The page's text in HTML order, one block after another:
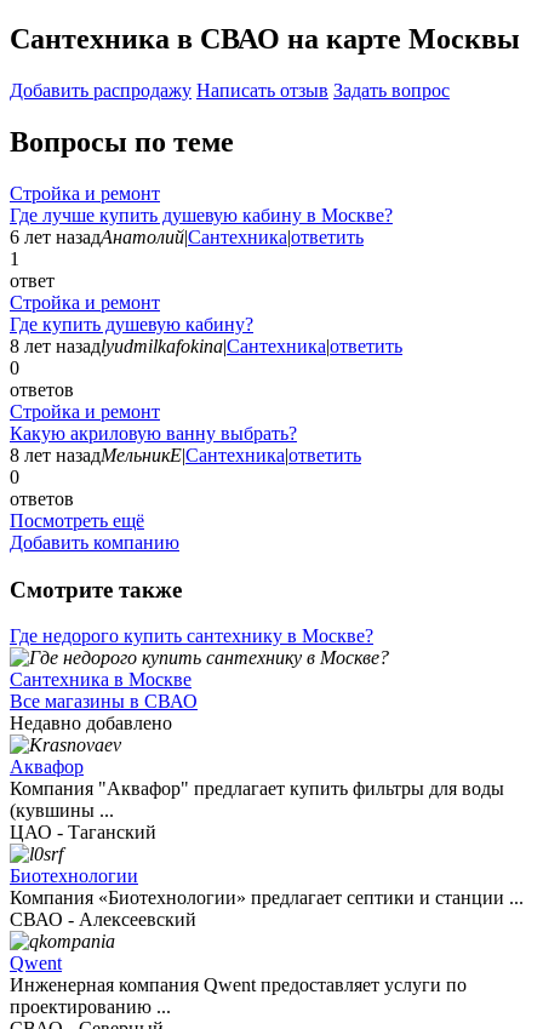
Сантехника в СВАО на карте Москвы
Добавить раcпродажу Написать отзыв Задать вопрос
Вопросы по теме
Стройка и ремонт
Где лучше купить душевую кабину в Москве?
6 лет назадАнатолий|Сантехника|ответить
1
ответ
Стройка и ремонт
Где купить душевую кабину?
8 лет назадlyudmilkafokina|Сантехника|ответить
0
ответов
Стройка и ремонт
Какую акриловую ванну выбрать?
8 лет назадМельникЕ|Сантехника|ответить
0
ответов
Посмотреть ещё
Добавить компанию
Смотрите также
Где недорого купить сантехнику в Москве?
Сантехника в Москве
Все магазины в СВАО
Недавно добавлено
Аквафор
Компания "Аквафор" предлагает купить фильтры для воды
(кувшины ...
ЦАО - Таганский
Биотехнологии
Компания «Биотехнологии» предлагает септики и станции ...
СВАО - Алексеевский
Qwent
Инженерная компания Qwent предоставляет услуги по
проектированию ...